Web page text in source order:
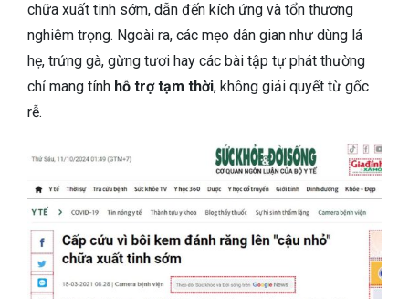
chữa xuất tinh sớm, dẫn đến kích ứng và tổn thương
nghiêm trọng. Ngoài ra, các mẹo dân gian như dùng lá
hẹ, trứng gà, gừng tươi hay các bài tập tự phát thường
chỉ mang tính hỗ trợ tạm thời, không giải quyết từ gốc
rễ.